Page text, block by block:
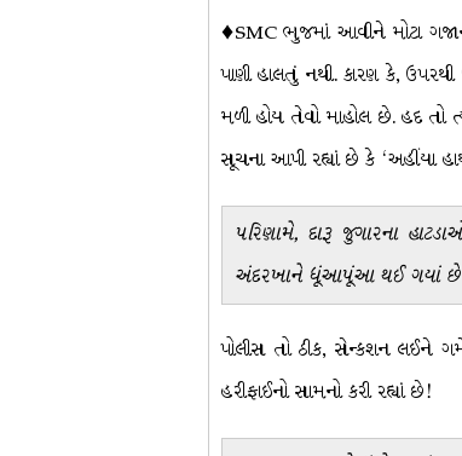
♦SMC ભુજમાં આવીને મોટા
પાણી હાલતું નથી. કારણ કે,
મળી હોય તેવો માહોલ છે. હદ તો
સૂચના આપી રહ્યાં છે કે ‘અહીંયા
પરિણામે, દારૂ જુગારના
અંદરખાને ધૂંઆપૂંઆ થઈ ગયાં
પોલીસ તો ઠીક, સેન્કશન લઈને
હરીફાઈનો સામનો કરી રહ્યાં છે!